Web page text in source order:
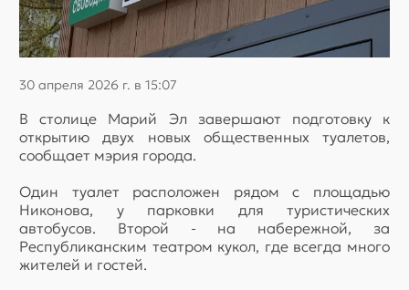
30 апреля 2026 г. в 15:07
В столице Марий Эл завершают подготовку к
открытию двух новых общественных туалетов,
сообщает мэрия города.
Один туалет расположен рядом с площадью
Никонова, у парковки для туристических
автобусов. Второй - на набережной, за
Республиканским театром кукол, где всегда много
жителей и гостей.